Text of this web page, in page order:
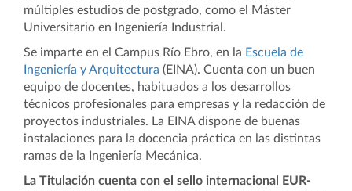
múltiples estudios de postgrado, como el Máster
Universitario en Ingeniería Industrial.
Se imparte en el Campus Río Ebro, en la Escuela de
Ingeniería y Arquitectura (EINA). Cuenta con un buen
equipo de docentes, habituados a los desarrollos
técnicos profesionales para empresas y la redacción de
proyectos industriales. La EINA dispone de buenas
instalaciones para la docencia práctica en las distintas
ramas de la Ingeniería Mecánica.
La Titulación cuenta con el sello internacional EUR-